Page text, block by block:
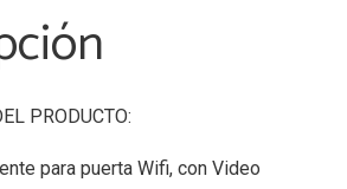
PRODUCTO:
para puerta Wifi, con Video